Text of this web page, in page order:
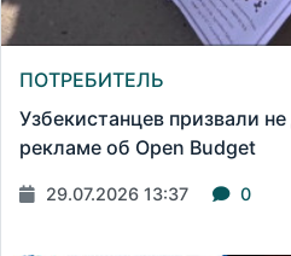
ПОТРЕБИТЕЛЬ
Узбекистанцев призвали
рекламе об Open Budget
29.07.2026 13:37 0